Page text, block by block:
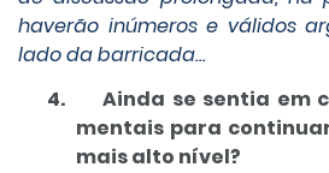
haverão inúmeros e válidos
lado da barricada…
4.
Ainda se sentia em
mentais para
mais alto nível?